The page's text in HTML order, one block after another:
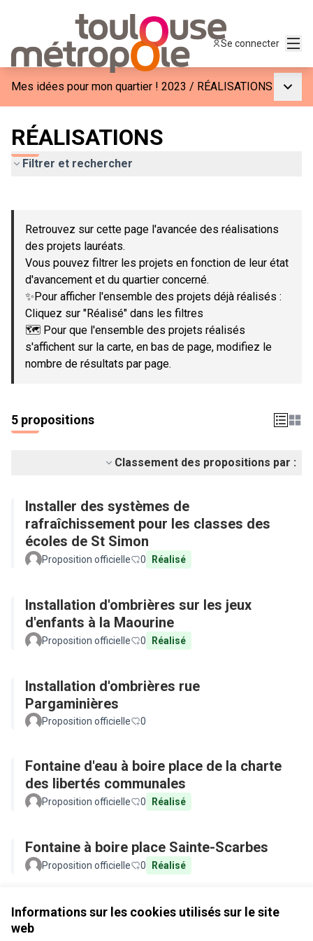
Informations sur les cookies utilisés sur le site
web
Se connecter
Mes idées pour mon quartier ! 2023 / RÉALISATIONS
RÉALISATIONS
Filtrer et rechercher
−
Retrouvez sur cette page l'avancée des réalisations
des projets lauréats.
Vous pouvez filtrer les projets en fonction de leur état
d'avancement et du quartier concerné.
✨Pour afficher l'ensemble des projets déjà réalisés :
Cliquez sur "Réalisé" dans les filtres
🗺️ Pour que l'ensemble des projets réalisés
s'affichent sur la carte, en bas de page, modifiez le
nombre de résultats par page.
5 propositions
Classement des propositions par :
Installer des systèmes de
rafraîchissement pour les classes des
écoles de St Simon
Proposition officielle 0 Réalisé
Installation d'ombrières sur les jeux
d'enfants à la Maourine
Proposition officielle 0 Réalisé
Installation d'ombrières rue
Pargaminières
Proposition officielle 0
Fontaine d'eau à boire place de la charte
des libertés communales
Proposition officielle 0 Réalisé
Fontaine à boire place Sainte-Scarbes
Proposition officielle 0 Réalisé